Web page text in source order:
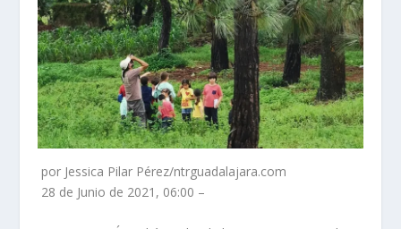
por Jessica Pilar Pérez/ntrguadalajara.com
28 de Junio de 2021, 06:00 –